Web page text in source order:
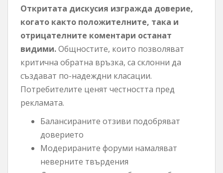
Откритата дискусия изгражда доверие,
когато както положителните, така и
отрицателните коментари останат
видими.Общностите, които позволяват
критична обратна връзка, са склонни да
създават по-надеждни класации.
Потребителите ценят честността пред
рекламата.
Балансираните отзиви подобряват
доверието
Модерираните форуми намаляват
неверните твърдения